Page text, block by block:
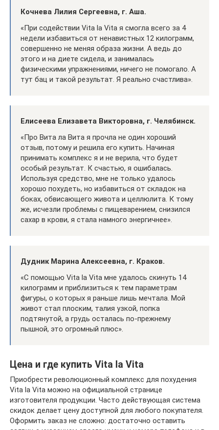
Кочнева Лилия Сергеевна, г. Аша.
«При содействии Vita la Vita я смогла всего за 4
недели избавиться от ненавистных 12 килограмм,
совершенно не меняя образа жизни. А ведь до
этого и на диете сидела, и занималась
физическими упражнениями, ничего не помогало. А
тут бац и такой результат. Я реально счастлива».
Елисеева Елизавета Викторовна, г. Челябинск.
«Про Вита ла Вита я прочла не один хороший
отзыв, потому и решила его купить. Начиная
принимать комплекс я и не верила, что будет
особый результат. К счастью, я ошибалась.
Используя средство, мне не только удалось
хорошо похудеть, но избавиться от складок на
боках, обвисающего живота и целлюлита. К тому
же, исчезли проблемы с пищеварением, снизился
сахар в крови, я стала намного энергичнее».
Дудник Марина Алексеевна, г. Краков.
«С помощью Vita la Vita мне удалось скинуть 14
килограмм и приблизиться к тем параметрам
фигуры, о которых я раньше лишь мечтала. Мой
живот стал плоским, талия узкой, попка
подтянутой, а грудь осталась по-прежнему
пышной, это огромный плюс».
Цена и где купить Vita la Vita
Приобрести революционный комплекс для похудения
Vita la Vita можно на официальной странице
изготовителя продукции. Часто действующая система
скидок делает цену доступной для любого покупателя.
Оформить заказ не сложно: достаточно оставить